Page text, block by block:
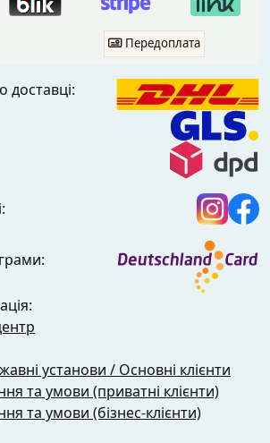
Передоплата
доставці:
установи / Основні клієнти
та умови (приватні клієнти)
та умови (бізнес-клієнти)